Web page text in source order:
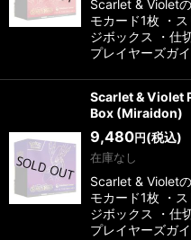
Scarlet & Violet
モカード1枚 ・
ジボックス ・仕
プレイヤーズガ
Scarlet & Violet
Box (Miraidon)
9,480円 (税込)
在庫なし
Scarlet & Violet
モカード1枚 ・
ジボックス ・仕
プレイヤーズガ